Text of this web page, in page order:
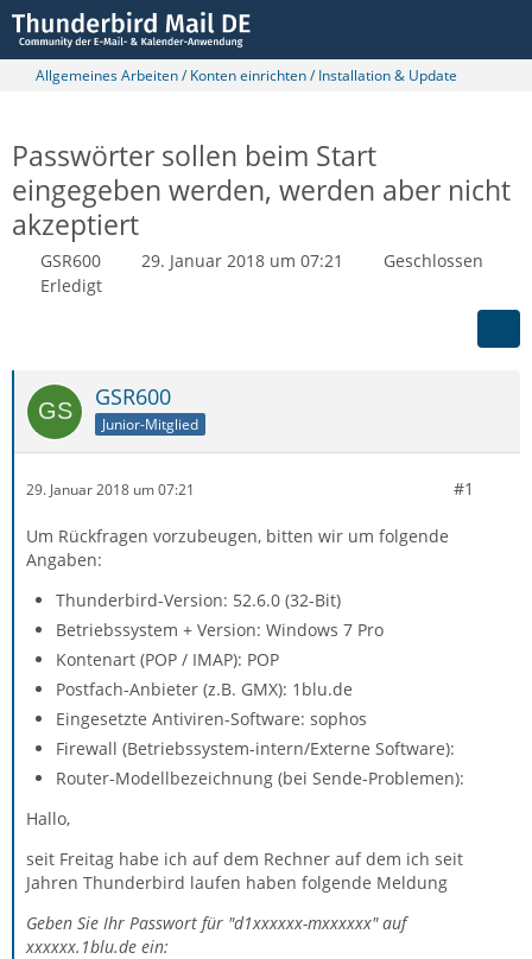
Allgemeines Arbeiten / Konten einrichten / Installation & Update
Passwörter sollen beim Start
eingegeben werden, werden aber nicht
akzeptiert
GSR600 29. Januar 2018 um 07:21
Geschlossen
Erledigt
GSR600
Junior-Mitglied
29. Januar 2018 um 07:21 #1
Um Rückfragen vorzubeugen, bitten wir um folgende
Angaben:
Thunderbird-Version: 52.6.0 (32-Bit)
Betriebssystem + Version: Windows 7 Pro
Kontenart (POP / IMAP): POP
Postfach-Anbieter (z.B. GMX): 1blu.de
Eingesetzte Antiviren-Software: sophos
Firewall (Betriebssystem-intern/Externe Software):
Router-Modellbezeichnung (bei Sende-Problemen):
Hallo,
seit Freitag habe ich auf dem Rechner auf dem ich seit
Jahren Thunderbird laufen haben folgende Meldung
Geben Sie Ihr Passwort für "d1xxxxxx-mxxxxxx" auf
xxxxxx.1blu.de ein: